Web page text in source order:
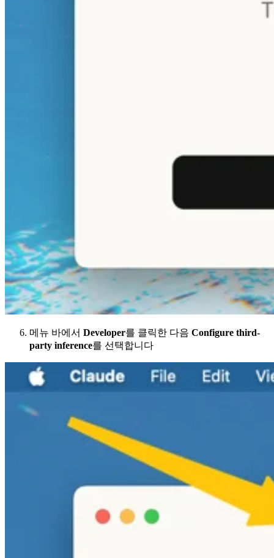
메뉴 바에서 Developer를 클릭한 다음 Configure third-
party inference를 선택합니다